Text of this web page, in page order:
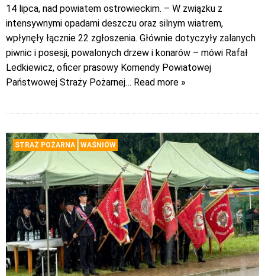
14 lipca, nad powiatem ostrowieckim. – W związku z
intensywnymi opadami deszczu oraz silnym wiatrem,
wpłynęły łącznie 22 zgłoszenia. Głównie dotyczyły zalanych
piwnic i posesji, powalonych drzew i konarów – mówi Rafał
Ledkiewicz, oficer prasowy Komendy Powiatowej
Państwowej Straży Pożarnej… Read more »
STRAŻ POŻARNA WAŚNIÓW